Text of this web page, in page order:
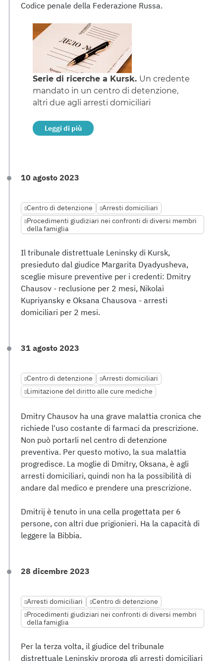
Codice penale della Federazione Russa.
Serie di ricerche a Kursk. Un credente
mandato in un centro di detenzione,
altri due agli arresti domiciliari
Leggi di più
10 agosto 2023
Centro di detenzione
Arresti domiciliari
Procedimenti giudiziari nei confronti di diversi membri
della famiglia
Il tribunale distrettuale Leninsky di Kursk,
presieduto dal giudice Margarita Dyadyusheva,
sceglie misure preventive per i credenti: Dmitry
Chausov - reclusione per 2 mesi, Nikolai
Kupriyansky e Oksana Chausova - arresti
domiciliari per 2 mesi.
31 agosto 2023
Centro di detenzione
Arresti domiciliari
Limitazione del diritto alle cure mediche
Dmitry Chausov ha una grave malattia cronica che
richiede l'uso costante di farmaci da prescrizione.
Non può portarli nel centro di detenzione
preventiva. Per questo motivo, la sua malattia
progredisce. La moglie di Dmitry, Oksana, è agli
arresti domiciliari, quindi non ha la possibilità di
andare dal medico e prendere una prescrizione.
Dmitrij è tenuto in una cella progettata per 6
persone, con altri due prigionieri. Ha la capacità di
leggere la Bibbia.
28 dicembre 2023
Arresti domiciliari
Centro di detenzione
Procedimenti giudiziari nei confronti di diversi membri
della famiglia
Per la terza volta, il giudice del tribunale
distrettuale Leninskiy proroga gli arresti domiciliari